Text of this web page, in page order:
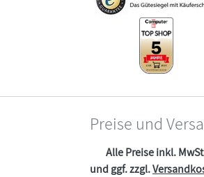
Preise und
Alle Preise inkl.
und ggf. zzgl.